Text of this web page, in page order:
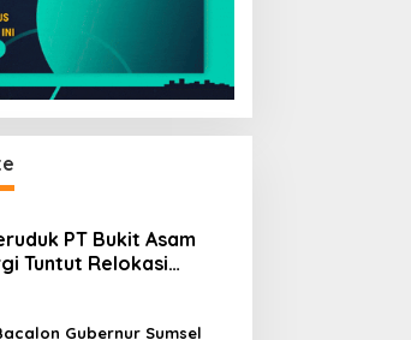
PT Bukit Asam
Tuntut Relokasi
Pembangunan
Gubernur Sumsel